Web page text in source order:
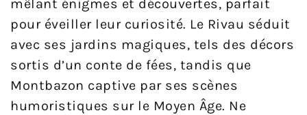
mêlant énigmes et découvertes, parfait
pour éveiller leur curiosité. Le Rivau séduit
avec ses jardins magiques, tels des décors
sortis d’un conte de fées, tandis que
Montbazon captive par ses scènes
humoristiques sur le Moyen Âge. Ne